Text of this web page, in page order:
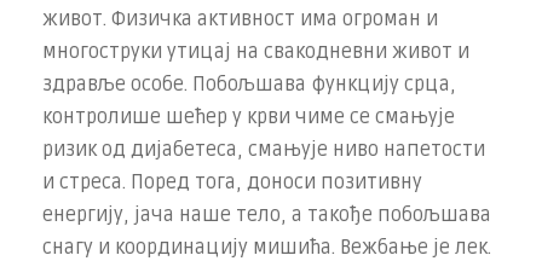
живот. Физичка активност има огроман и
многоструки утицај на свакодневни живот и
здравље особе. Побољшава функцију срца,
контролише шећер у крви чиме се смањује
ризик од дијабетеса, смањује ниво напетости
и стреса. Поред тога, доноси позитивну
енергију, јача наше тело, а такође побољшава
снагу и координацију мишића. Вежбање је лек.